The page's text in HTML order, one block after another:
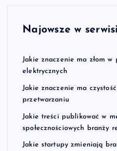
Najowsze w
Jakie znaczenie ma złom
elektrycznych
Jakie znaczenie ma
przetwarzaniu
Jakie treści publikować w
społecznościowych branży
Jakie startupy zmieniają